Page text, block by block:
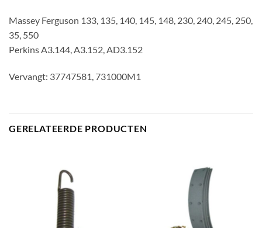
Massey Ferguson 133, 135, 140, 145, 148, 230, 240, 245, 250,
35, 550
Perkins A3.144, A3.152, AD3.152
Vervangt: 37747581, 731000M1
GERELATEERDE PRODUCTEN